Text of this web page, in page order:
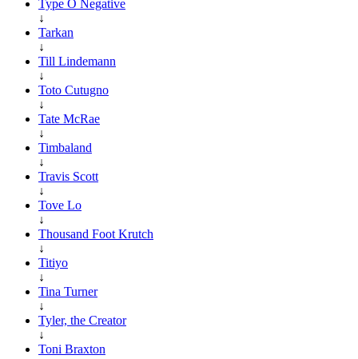
Type O Negative
↓
Tarkan
↓
Till Lindemann
↓
Toto Cutugno
↓
Tate McRae
↓
Timbaland
↓
Travis Scott
↓
Tove Lo
↓
Thousand Foot Krutch
↓
Titiyo
↓
Tina Turner
↓
Tyler, the Creator
↓
Toni Braxton